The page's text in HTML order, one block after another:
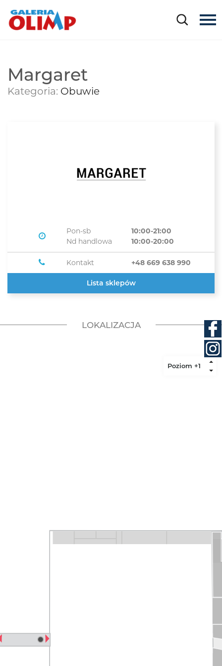
Margaret
Kategoria: Obuwie
Pon-sb
10:00-21:00
Nd handlowa
10:00-20:00
Kontakt +48 669 638 990
Lista sklepów
LOKALIZACJA